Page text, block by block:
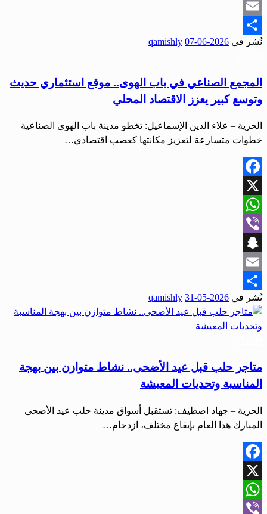
Snapchat
Email
Share
نُشر في 2026-06-07
qamishly
المجمع الصناعي في باب الهوى.. موقع استثماري حديث
وتوسع كبير يعزز الاقتصاد المحلي
الحرية – علاء الدين الإسماعيل: تخطو مدينة باب الهوى الصناعية
خطوات متسارعة لتعزيز مكانتها كعصب اقتصادي…
Facebook
X
WhatsApp
Viber
Snapchat
Email
Share
نُشر في 2026-05-31
qamishly
متاجر حلب قبل عيد الأضحى.. نشاط متوازن بين بهجة
المناسبة وتحديات المعيشة
الحرية – جهاد اصطيف: تستقبل أسواق مدينة حلب عيد الأضحى
المبارك هذا العام بإيقاع مختلف، ازدحام…
Facebook
X
WhatsApp